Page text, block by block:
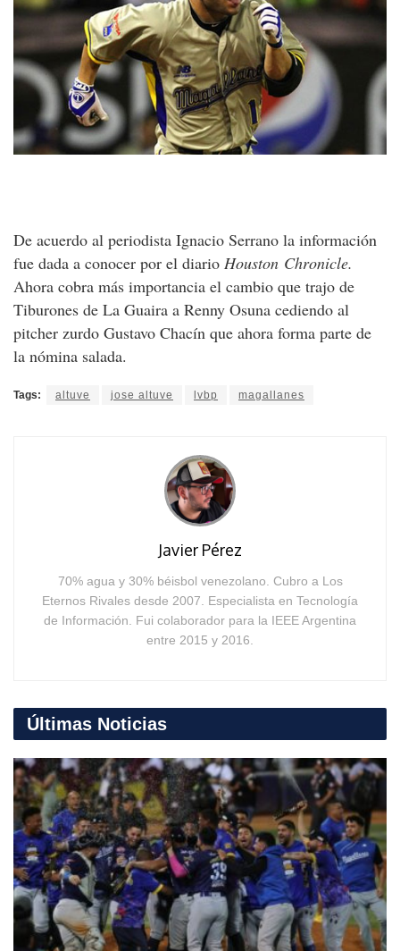
De acuerdo al periodista Ignacio Serrano la información
fue dada a conocer por el diario Houston Chronicle.
Ahora cobra más importancia el cambio que trajo de
Tiburones de La Guaira a Renny Osuna cediendo al
pitcher zurdo Gustavo Chacín que ahora forma parte de
la nómina salada.
Tags: altuve jose altuve lvbp magallanes
Javier Pérez
70% agua y 30% béisbol venezolano. Cubro a Los
Eternos Rivales desde 2007. Especialista en Tecnología
de Información. Fui colaborador para la IEEE Argentina
entre 2015 y 2016.
Últimas Noticias